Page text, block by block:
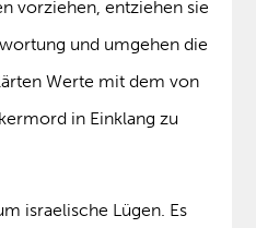
vorziehen, entziehen sie
und umgehen die
Werte mit dem von
in Einklang zu
israelische Lügen. Es